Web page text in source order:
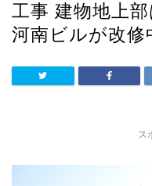
工事 建物地上
河南ビルが改修
ス